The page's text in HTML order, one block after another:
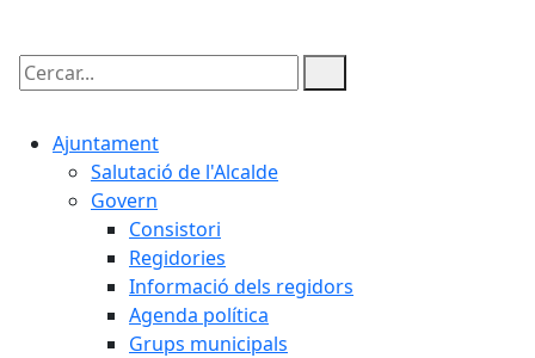
Cercar:
Ajuntament
Salutació de l'Alcalde
Govern
Consistori
Regidories
Informació dels regidors
Agenda política
Grups municipals